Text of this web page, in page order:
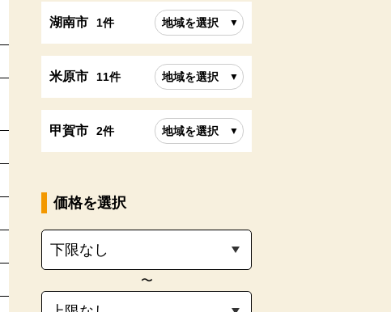
湖南市 1件 地域を選択
米原市 11件 地域を選択
甲賀市 2件 地域を選択
価格を選択
〜